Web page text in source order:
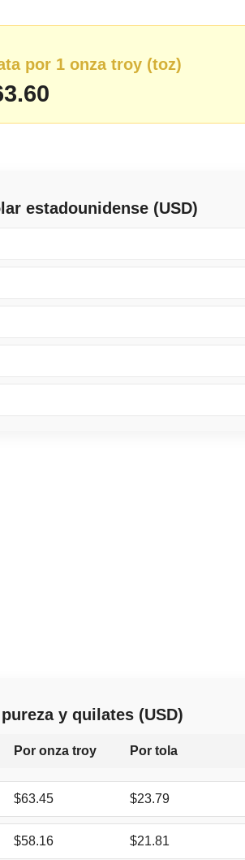
por 1 onza troy (toz)
estadounidense (USD)
y quilates (USD)
Por onza troy Por tola
$63.45 $23.79
$58.16 $21.81